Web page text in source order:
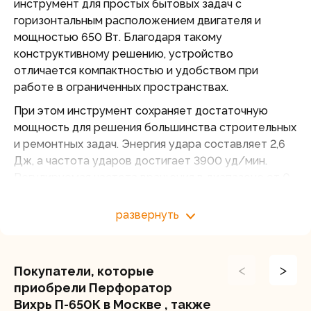
инструмент для простых бытовых задач с
горизонтальным расположением двигателя и
мощностью 650 Вт. Благодаря такому
конструктивному решению, устройство
отличается компактностью и удобством при
работе в ограниченных пространствах.
При этом инструмент сохраняет достаточную
мощность для решения большинства строительных
и ремонтных задач. Энергия удара составляет 2,6
Дж, а частота ударов достигает 3900 уд/мин.
оптимальный режим для различных материалов.
Перфоратор способен сверлить отверстия в
бетоне диаметром до 24 мм. Работа с бетоном
требует применения ударного сверления. В
развернуть
Покупатели, которые
приобрели Перфоратор
Вихрь П-650К в Москве , также
< >